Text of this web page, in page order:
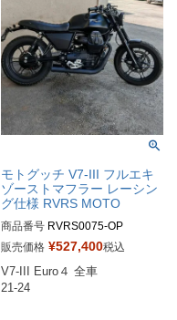
モトグッチ V7-III フルエキ
ゾーストマフラー レーシン
グ仕様 RVRS MOTO
商品番号 RVRS0075-OP
RVRS0075：クローム
ク
販売価格 ¥527,400税込
V7-III Euro４ 全車
21-24